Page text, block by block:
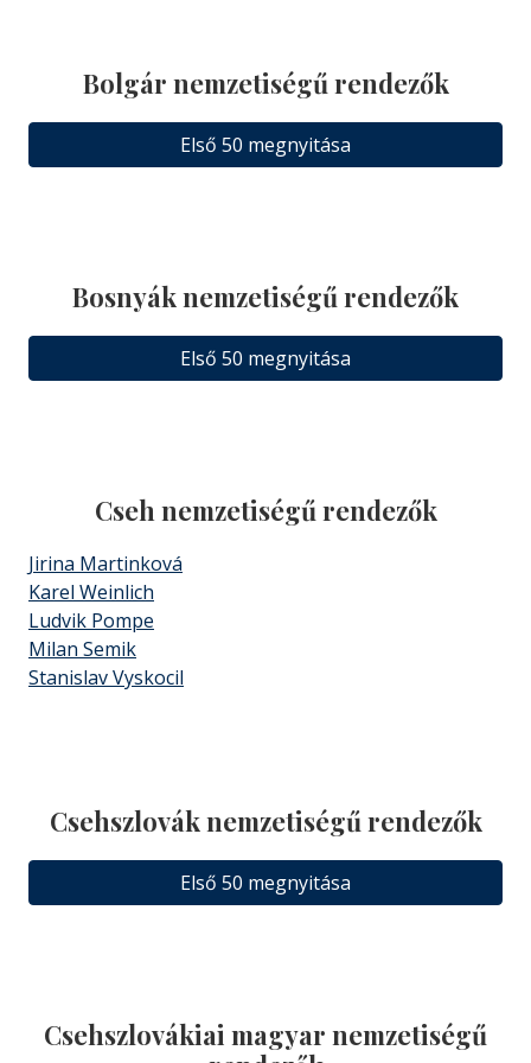
Bolgár nemzetiségű rendezők
Első 50 megnyitása
Bosnyák nemzetiségű rendezők
Első 50 megnyitása
Cseh nemzetiségű rendezők
Jirina Martinková
Karel Weinlich
Ludvik Pompe
Milan Semik
Stanislav Vyskocil
Csehszlovák nemzetiségű rendezők
Első 50 megnyitása
Csehszlovákiai magyar nemzetiségű